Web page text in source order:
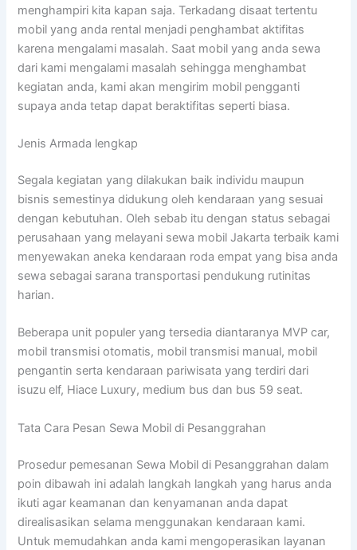
menghampiri kita kapan saja. Terkadang disaat tertentu
mobil yang anda rental menjadi penghambat aktifitas
karena mengalami masalah. Saat mobil yang anda sewa
dari kami mengalami masalah sehingga menghambat
kegiatan anda, kami akan mengirim mobil pengganti
supaya anda tetap dapat beraktifitas seperti biasa.
Jenis Armada lengkap
Segala kegiatan yang dilakukan baik individu maupun
bisnis semestinya didukung oleh kendaraan yang sesuai
dengan kebutuhan. Oleh sebab itu dengan status sebagai
perusahaan yang melayani sewa mobil Jakarta terbaik kami
menyewakan aneka kendaraan roda empat yang bisa anda
sewa sebagai sarana transportasi pendukung rutinitas
harian.
Beberapa unit populer yang tersedia diantaranya MVP car,
mobil transmisi otomatis, mobil transmisi manual, mobil
pengantin serta kendaraan pariwisata yang terdiri dari
isuzu elf, Hiace Luxury, medium bus dan bus 59 seat.
Tata Cara Pesan Sewa Mobil di Pesanggrahan
Prosedur pemesanan Sewa Mobil di Pesanggrahan dalam
poin dibawah ini adalah langkah langkah yang harus anda
ikuti agar keamanan dan kenyamanan anda dapat
direalisasikan selama menggunakan kendaraan kami.
Untuk memudahkan anda kami mengoperasikan layanan